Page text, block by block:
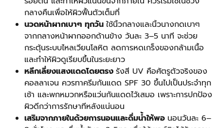
กลางคืนเพื่อให้ผิวฟื้นตัวเต็มที่
นวดหน้าผากเบาๆ ทุกวัน ใช้นิ้วกลางและนิ้วนางกดเบาๆ
จากกลางหน้าผากออกด้านข้าง วันละ 3–5 นาที จะช่วย
กระตุ้นระบบไหลเวียนโลหิต ลดการหดเกร็งของกล้ามเนื้อ
และทำให้ผิวดูเรียบขึ้นในระยะยาว
หลีกเลี่ยงแสงแดดโดยตรง รังสี UV คือศัตรูตัวจริงของ
คอลลาเจน ควรทาครีมกันแดด SPF 30 ขึ้นไปเป็นประจำทุก
เช้า และพกหมวกหรือแว่นกันแดดไว้เสมอ เพราะการปกป้อง
ผิวดีกว่าการรักษาทีหลังแน่นอน
เสริมจากภายในด้วยการนอนและดื่มน้ำให้พอ นอนวันละ 6–